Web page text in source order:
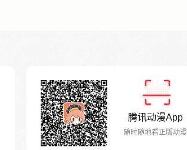
腾讯动漫App
随时随地看正版动漫